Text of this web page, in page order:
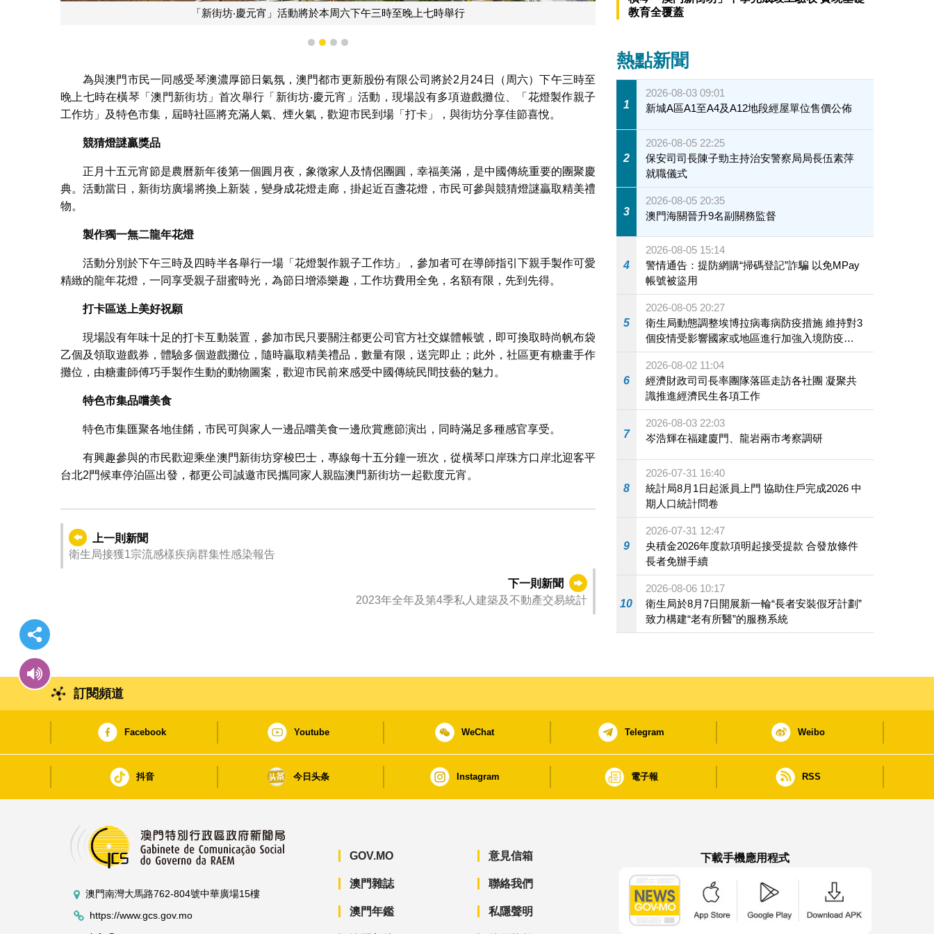
「新街坊‧慶元宵」活動將於本周六下午三時至晚上七時舉行
1 2 3 4
為與澳門市民一同感受琴澳濃厚節日氣氛，澳門都市更新股份有限公司將於2月24日（周六）下午三時至
晚上七時在橫琴「澳門新街坊」首次舉行「新街坊‧慶元宵」活動，現場設有多項遊戲攤位、「花燈製作親子
工作坊」及特色市集，屆時社區將充滿人氣、煙火氣，歡迎市民到場「打卡」，與街坊分享佳節喜悅。
競猜燈謎贏獎品
正月十五元宵節是農曆新年後第一個圓月夜，象徵家人及情侶團圓，幸福美滿，是中國傳統重要的團聚慶
典。活動當日，新街坊廣場將換上新裝，變身成花燈走廊，掛起近百盞花燈，市民可參與競猜燈謎贏取精美禮
物。
製作獨一無二龍年花燈
活動分別於下午三時及四時半各舉行一場「花燈製作親子工作坊」，參加者可在導師指引下親手製作可愛
精緻的龍年花燈，一同享受親子甜蜜時光，為節日增添樂趣，工作坊費用全免，名額有限，先到先得。
打卡區送上美好祝願
現場設有年味十足的打卡互動裝置，參加市民只要關注都更公司官方社交媒體帳號，即可換取時尚帆布袋
乙個及領取遊戲券，體驗多個遊戲攤位，隨時贏取精美禮品，數量有限，送完即止；此外，社區更有糖畫手作
攤位，由糖畫師傅巧手製作生動的動物圖案，歡迎市民前來感受中國傳統民間技藝的魅力。
特色市集品嚐美食
特色市集匯聚各地佳餚，市民可與家人一邊品嚐美食一邊欣賞應節演出，同時滿足多種感官享受。
有興趣參與的市民歡迎乘坐澳門新街坊穿梭巴士，專線每十五分鐘一班次，從橫琴口岸珠方口岸北迎客平
台北2門候車停泊區出發，都更公司誠邀市民攜同家人親臨澳門新街坊一起歡度元宵。
上一則新聞
衛生局接獲1宗流感樣疾病群集性感染報告
下一則新聞
2023年全年及第4季私人建築及不動產交易統計
教育全覆蓋
熱點新聞
1
2026-08-03 09:01
新城A區A1至A4及A12地段經屋單位售價公佈
2
2026-08-05 22:25
保安司司長陳子勁主持治安警察局局長伍素萍
就職儀式
3
2026-08-05 20:35
澳門海關晉升9名副關務監督
4
2026-08-05 15:14
警情通告：提防網購“掃碼登記”詐騙 以免MPay
帳號被盜用
5
2026-08-05 20:27
衛生局動態調整埃博拉病毒病防疫措施 維持對3
個疫情受影響國家或地區進行加強入境防疫措
施
6
2026-08-02 11:04
經濟財政司司長率團隊落區走訪各社團 凝聚共
識推進經濟民生各項工作
7
2026-08-03 22:03
岑浩輝在福建廈門、龍岩兩市考察調研
8
2026-07-31 16:40
統計局8月1日起派員上門 協助住戶完成2026 中
期人口統計問卷
9
2026-07-31 12:47
央積金2026年度款項明起接受提款 合發放條件
長者免辦手續
10
2026-08-06 10:17
衛生局於8月7日開展新一輪“長者安裝假牙計劃”
致力構建“老有所醫”的服務系統
訂閱頻道
Facebook Youtube WeChat Telegram Weibo
抖音 今日头条 Instagram 電子報 RSS
澳門南灣大馬路762-804號中華廣場15樓
https://www.gcs.gov.mo
GOV.MO
澳門雜誌
澳門年鑑
意見信箱
聯絡我們
私隱聲明
下載手機應用程式